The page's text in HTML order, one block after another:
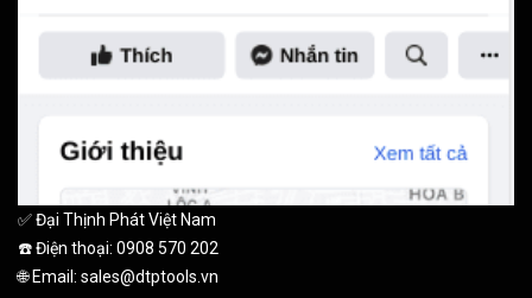
✅ Đại Thịnh Phát Việt Nam
☎️ Điện thoại: 0908 570 202
🌐 Email: sales@dtptools.vn